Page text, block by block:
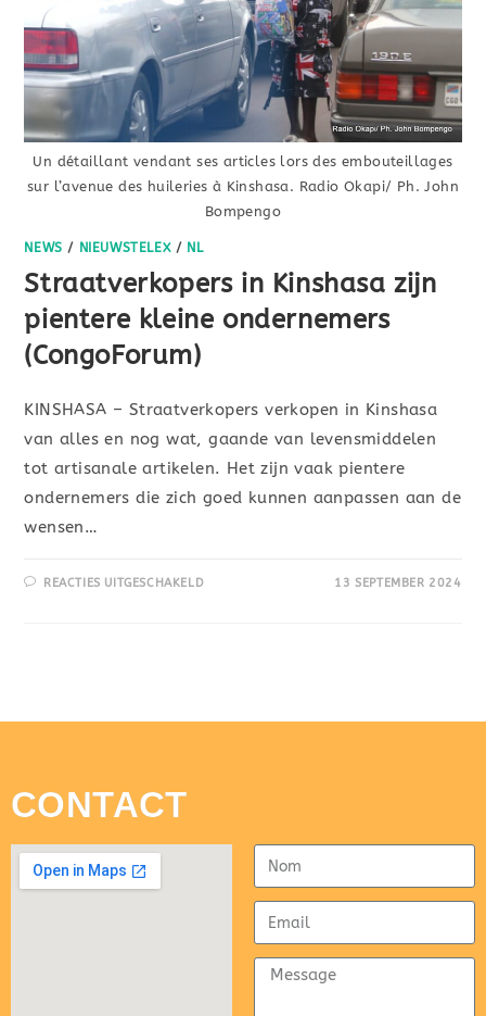
Un détaillant vendant ses articles lors des embouteillages
sur l’avenue des huileries à Kinshasa. Radio Okapi/ Ph. John
Bompengo
NEWS / NIEUWSTELEX/ NL
Straatverkopers in Kinshasa zijn
pientere kleine ondernemers
(CongoForum)
KINSHASA – Straatverkopers verkopen in Kinshasa
van alles en nog wat, gaande van levensmiddelen
tot artisanale artikelen. Het zijn vaak pientere
ondernemers die zich goed kunnen aanpassen aan de
wensen…
REACTIES UITGESCHAKELD 13 SEPTEMBER 2024
CONTACT